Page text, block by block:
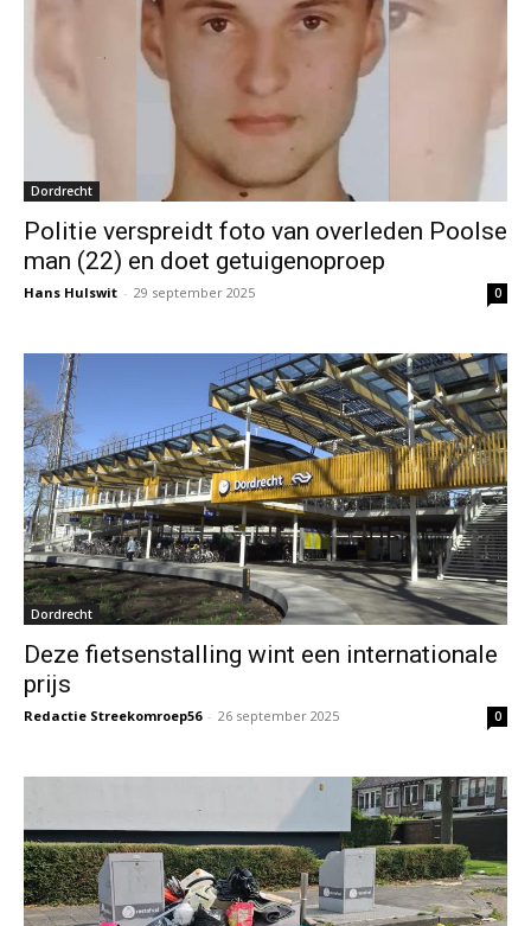
Dordrecht
Politie verspreidt foto van overleden Poolse
man (22) en doet getuigenoproep
Hans Hulswit - 29 september 2025 0
Dordrecht
Deze fietsenstalling wint een internationale
prijs
Redactie Streekomroep56 - 26 september 2025 0